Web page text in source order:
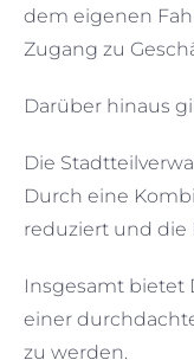
dem eigenen
Zugang zu
Darüber hinaus
Die
Durch eine
reduziert und die
Insgesamt bietet
einer
zu werden.